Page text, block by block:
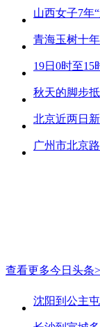
山西女子7年
青海玉树十
北京近两日
广州市北京
查看更多今日头条
沈阳到公主